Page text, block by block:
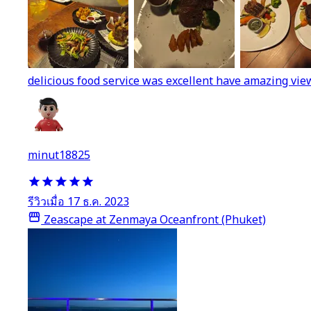
delicious food service was excellent have amazing
minut18825
รีวิวเมื่อ 17 ธ.ค. 2023
Zeascape at Zenmaya Oceanfront (Phuket)